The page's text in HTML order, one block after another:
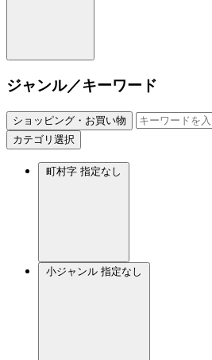
ジャンル／キーワード
ショッピング・お買い物
カテゴリ選択
町村字 指定なし
小ジャンル 指定なし